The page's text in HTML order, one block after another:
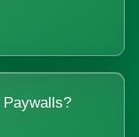
Paywalls?